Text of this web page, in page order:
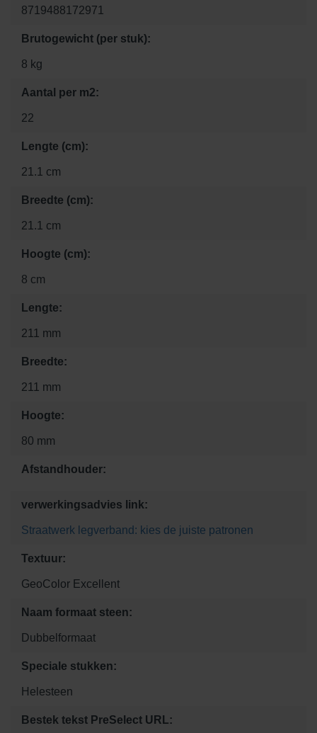
8719488172971
Brutogewicht (per stuk):
8 kg
Aantal per m2:
22
Lengte (cm):
21.1 cm
Breedte (cm):
21.1 cm
Hoogte (cm):
8 cm
Lengte:
211 mm
Breedte:
211 mm
Hoogte:
80 mm
Afstandhouder:
verwerkingsadvies link:
Straatwerk legverband: kies de juiste patronen
Textuur:
GeoColor Excellent
Naam formaat steen:
Dubbelformaat
Speciale stukken:
Helesteen
Bestek tekst PreSelect URL: